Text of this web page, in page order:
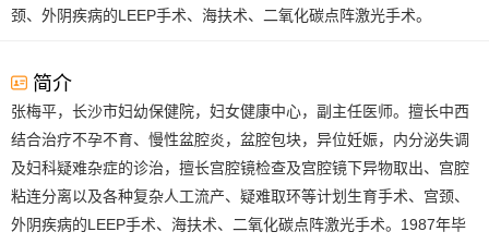
颈、外阴疾病的LEEP手术、海扶术、二氧化碳点阵激光手术。
简介
张梅平，长沙市妇幼保健院，妇女健康中心，副主任医师。擅长中西
结合治疗不孕不育、慢性盆腔炎，盆腔包块，异位妊娠，内分泌失调
及妇科疑难杂症的诊治，擅长宫腔镜检查及宫腔镜下异物取出、宫腔
粘连分离以及各种复杂人工流产、疑难取环等计划生育手术、宫颈、
外阴疾病的LEEP手术、海扶术、二氧化碳点阵激光手术。1987年毕